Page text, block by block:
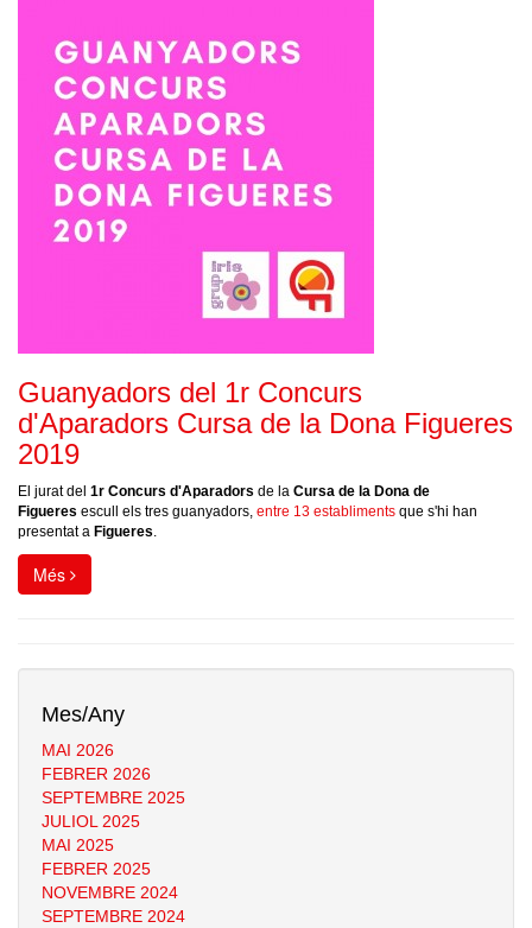
Guanyadors del 1r Concurs
d'Aparadors Cursa de la Dona Figueres
2019
El jurat del 1r Concurs d'Aparadors de la Cursa de la Dona de
Figueres escull els tres guanyadors, entre 13 establiments que s'hi han
presentat a Figueres.
Més
Mes/Any
MAI 2026
FEBRER 2026
SEPTEMBRE 2025
JULIOL 2025
MAI 2025
FEBRER 2025
NOVEMBRE 2024
SEPTEMBRE 2024